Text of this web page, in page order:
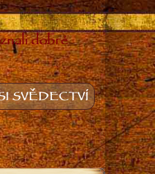
dobré
SVĚDECTVÍ